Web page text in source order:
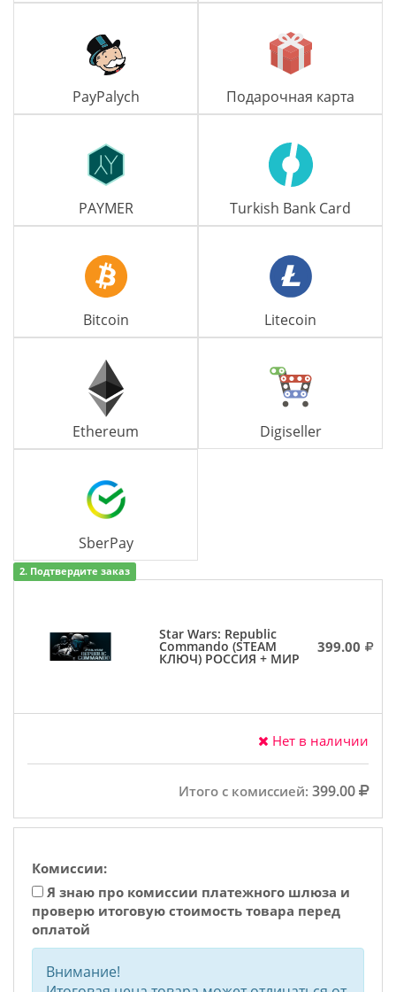
PayPalych Подарочная карта
PAYMER Turkish Bank Card
Bitcoin Litecoin
Ethereum Digiseller
SberPay
2. Подтвердите заказ
Star Wars: Republic
Commando (STEAM
КЛЮЧ) РОССИЯ + МИР
399.00
Нет в наличии
Итого с комиссией: 399.00
Комиссии:
Я знаю про комиссии платежного шлюза и
проверю итоговую стоимость товара перед
оплатой
Внимание!